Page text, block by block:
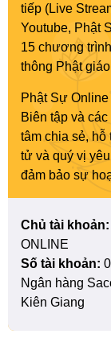
tiếp (Live
Youtube, Phật
15 chương
thông Phật
Phật Sự
Biên tập và
tâm chia sẻ,
tử và quý vị
đảm bảo sự
Chủ tài khoản:
ONLINE
Số tài khoản:
Ngân hàng
Kiên Giang